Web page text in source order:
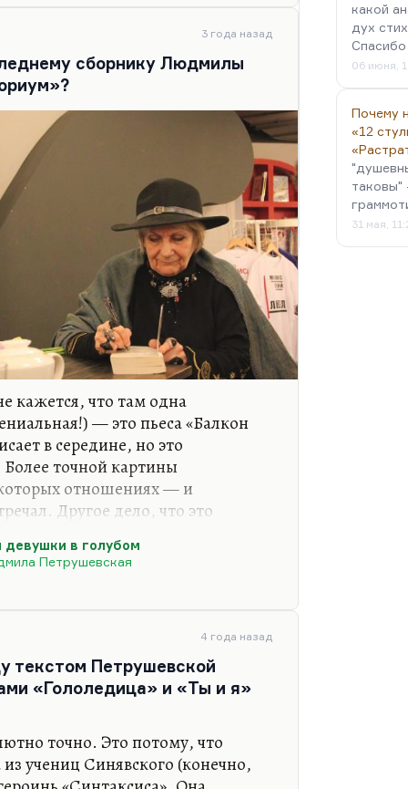
мальчику, к жене — и
мучительное
и манеры, лексики
тело…
3 года назад
сборнику Людмилы
кажется, что там одна
— это пьеса «Балкон
в середине, но это
точной картины
отношениях — и
Другое дело, что это
Петрушевской. Но там всё
и там была такая
читая эту книгу, просто от
конечно, книга осталась
ку-ку» — это прекрасная…
девушки в голубом
Петрушевская
4 года назад
текстом Петрушевской
«Гололедица» и «Ты и я»
точно. Это потому, что
учениц Синявского (конечно,
какой
дух
Спасибо
06 июня,
Почему
«12
таковы"
31 мая,